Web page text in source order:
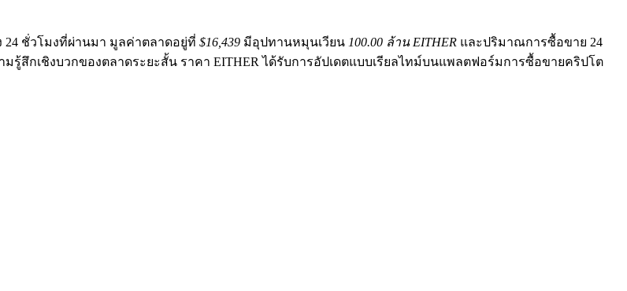
24 ชั่วโมงที่ผ่านมา มูลค่าตลาดอยู่ที่ $16,439 มีอุปทานหมุนเวียน 100.00 ล้าน EITHER และปริมาณการซื้อขาย 24
สึกเชิงบวกของตลาดระยะสั้น ราคา EITHER ได้รับการอัปเดตแบบเรียลไทม์บนแพลตฟอร์มการซื้อขายคริปโต